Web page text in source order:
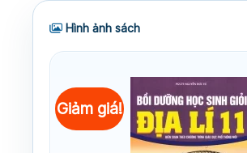
Hình ảnh sách
Giảm giá!